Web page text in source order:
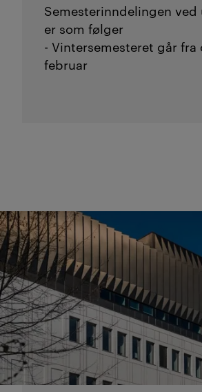
Semesterinndelingen
er som følger
- Vintersemesteret går fra
februar